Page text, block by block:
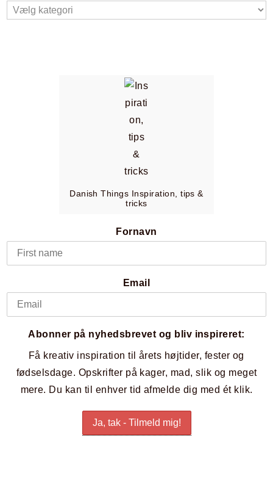
Danish Things Inspiration, tips &
tricks
Fornavn
Email
Abonner på nyhedsbrevet og bliv inspireret:
Få kreativ inspiration til årets højtider, fester og
fødselsdage. Opskrifter på kager, mad, slik og meget
mere. Du kan til enhver tid afmelde dig med ét klik.